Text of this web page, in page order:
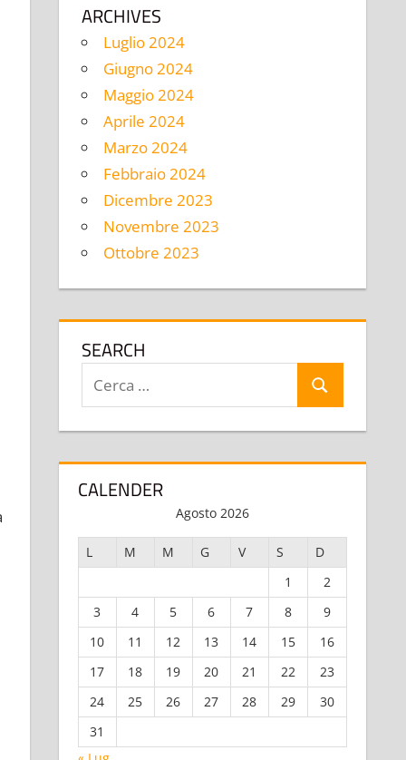
ARCHIVES
Luglio 2024
Giugno 2024
Maggio 2024
Aprile 2024
Marzo 2024
Febbraio 2024
Dicembre 2023
Novembre 2023
Ottobre 2023
SEARCH
Ricerca
per:
Cerca
CALENDER
Agosto 2026
L M M G V S
D
1
2
3
4 5 6 7 8
9
10
11 12 13 14 15
16
17
18 19 20 21 22
23
24
25 26 27 28 29
30
31